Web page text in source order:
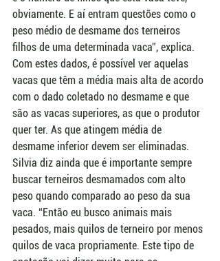
obviamente. E aí entram questões como o
peso médio de desmame dos terneiros
filhos de uma determinada vaca”, explica.
Com estes dados, é possível ver aquelas
vacas que têm a média mais alta de acordo
com o dado coletado no desmame e que
são as vacas superiores, as que o produtor
quer ter. As que atingem média de
desmame inferior devem ser eliminadas.
Silvia diz ainda que é importante sempre
buscar terneiros desmamados com alto
peso quando comparado ao peso da sua
vaca. “Então eu busco animais mais
pesados, mais quilos de terneiro por menos
quilos de vaca propriamente. Este tipo de